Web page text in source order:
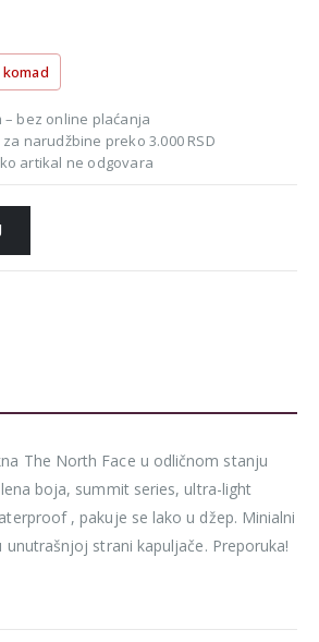
komad
– bez online plaćanja
narudžbine preko 3.000 RSD
artikal ne odgovara
The North Face u odličnom stanju
boja, summit series, ultra-light
, pakuje se lako u džep. Minialni
strani kapuljače. Preporuka!